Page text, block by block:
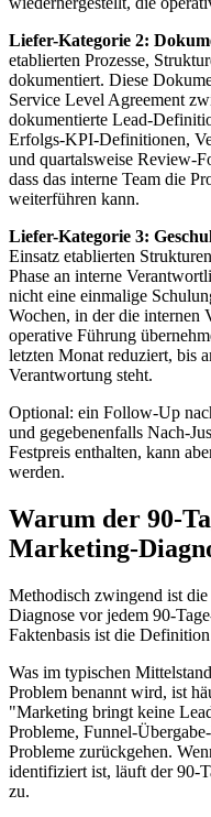
Liefer-Kategorie 2:
etablierten Prozesse,
dokumentiert. Diese
Service Level Agreement
dokumentierte Lead-
Erfolgs-KPI-Definitionen,
und quartalsweise Review-
dass das interne Team die
weiterführen kann.
Liefer-Kategorie 3:
Einsatz etablierten
Phase an interne
nicht eine einmalige
Wochen, in der die internen
operative Führung
letzten Monat reduziert, bis
Verantwortung steht.
Optional: ein Follow-Up
und gegebenenfalls Nach-
Festpreis enthalten, kann
werden.
Warum der 90-
Marketing-
Methodisch zwingend ist
Diagnose vor jedem 90-
Faktenbasis ist die
Was im typischen
Problem benannt wird, ist
"Marketing bringt keine
Probleme, Funnel-
Probleme zurückgehen.
identifiziert ist, läuft der 90-
zu.